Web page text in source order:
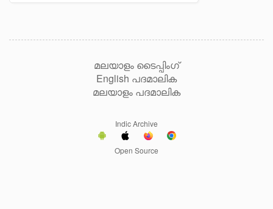
മലയാളം ടൈപ്പിംഗ്
English പദമാലിക
മലയാളം പദമാലിക
Indic Archive
Open Source